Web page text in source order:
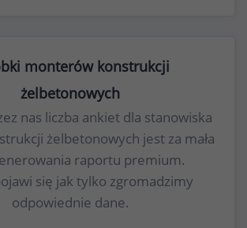
monterów konstrukcji
żelbetonowych
nas liczba ankiet dla stanowiska
żelbetonowych jest za mała
raportu premium.
się jak tylko zgromadzimy
odpowiednie dane.